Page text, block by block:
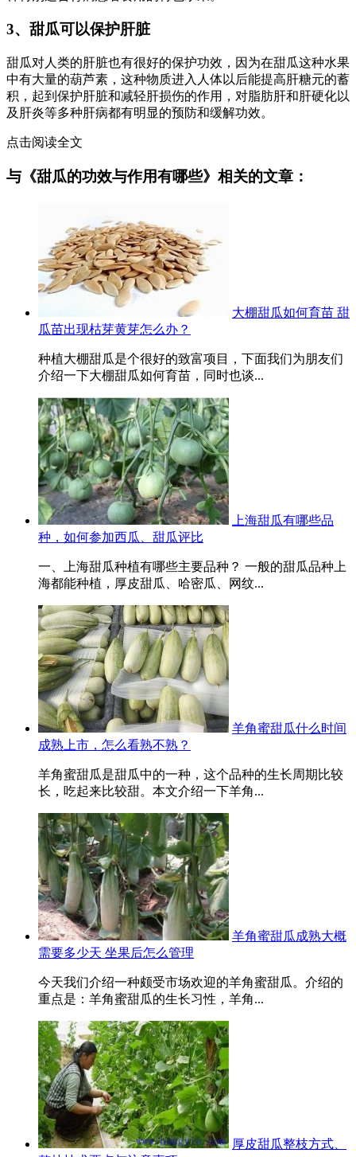
3、甜瓜可以保护肝脏
甜瓜对人类的肝脏也有很好的保护功效，因为在甜瓜这种水果
中有大量的葫芦素，这种物质进入人体以后能提高肝糖元的蓄
积，起到保护肝脏和减轻肝损伤的作用，对脂肪肝和肝硬化以
及肝炎等多种肝病都有明显的预防和缓解功效。
点击阅读全文
与《甜瓜的功效与作用有哪些》相关的文章：
大棚甜瓜如何育苗 甜
瓜苗出现枯芽黄芽怎么办？
种植大棚甜瓜是个很好的致富项目，下面我们为朋友们
介绍一下大棚甜瓜如何育苗，同时也谈...
上海甜瓜有哪些品
种，如何参加西瓜、甜瓜评比
一、上海甜瓜种植有哪些主要品种？ 一般的甜瓜品种上
海都能种植，厚皮甜瓜、哈密瓜、网纹...
羊角蜜甜瓜什么时间
成熟上市，怎么看熟不熟？
羊角蜜甜瓜是甜瓜中的一种，这个品种的生长周期比较
长，吃起来比较甜。本文介绍一下羊角...
羊角蜜甜瓜成熟大概
需要多少天 坐果后怎么管理
今天我们介绍一种颇受市场欢迎的羊角蜜甜瓜。介绍的
重点是：羊角蜜甜瓜的生长习性，羊角...
厚皮甜瓜整枝方式、